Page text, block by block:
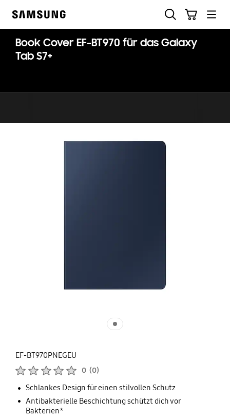
Book Cover EF-BT970 für das Galaxy
Tab S7+
EF-BT970PNEGEU
0 (0)
Schlankes Design für einen stilvollen Schutz
Antibakterielle Beschichtung schützt dich vor
Bakterien*